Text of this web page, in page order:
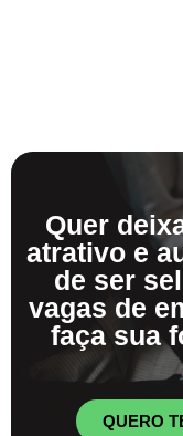
Quer
atrativo e
de ser
vagas de
faça sua
QUERO